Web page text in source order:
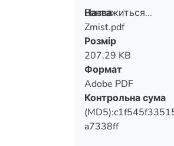
Вантажиться...
Вантажиться...
Назва
Zmist.pdf
Розмір
207.29 KB
Формат
Adobe PDF
Контрольна сума
a7338ff